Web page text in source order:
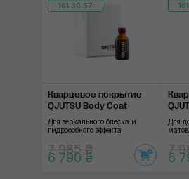
161:30:56
Кварцевое покрытие
QJUTSU Body Coat
Для зеркального блеска и
гидрофобного эффекта
7 985 ₴
6 790 ₴
Для
7
6